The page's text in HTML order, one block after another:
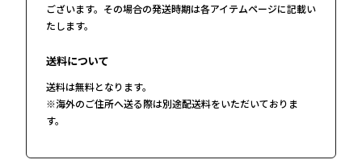
ございます。その場合の発送時期は各アイテムページに記載い
たします。
送料について
送料は無料となります。
※海外のご住所へ送る際は別途配送料をいただいておりま
す。